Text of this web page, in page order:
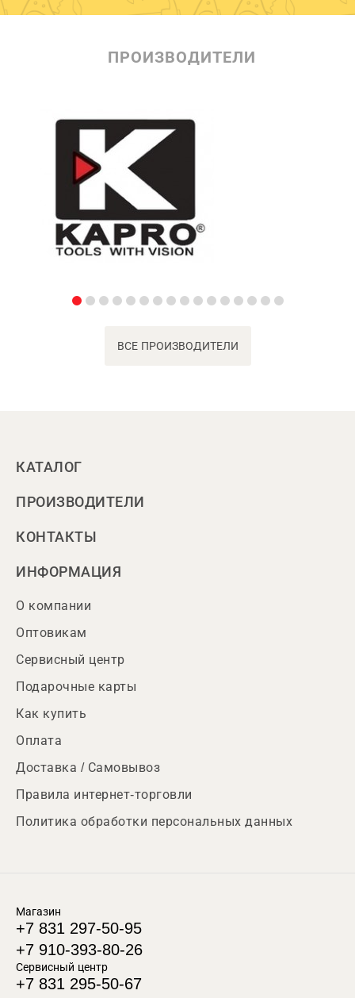
ПРОИЗВОДИТЕЛИ
ВСЕ ПРОИЗВОДИТЕЛИ
КАТАЛОГ
ПРОИЗВОДИТЕЛИ
КОНТАКТЫ
ИНФОРМАЦИЯ
О компании
Оптовикам
Сервисный центр
Подарочные карты
Как купить
Оплата
Доставка / Самовывоз
Правила интернет-торговли
Политика обработки персональных данных
Магазин
+7 831 297-50-95
+7 910-393-80-26
Сервисный центр
+7 831 295-50-67